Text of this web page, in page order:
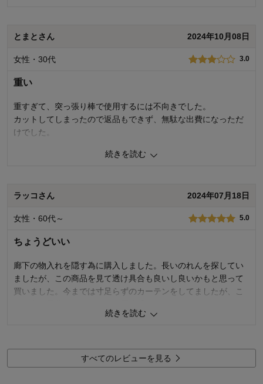
購入商品： ネイビー
使用場所： 子供部屋
購入のきっかけ： 転居・引越、買い足し、ネットで見つけ
とまとさん 2024年10月08日
女性・30代 3.0
重い
重すぎて、突っ張り棒で使用するには不向きでした。
カットしてしまったので返品もできず、無駄な出費になっただ
けでした。
人が参考になりました
デザイン・色
続きを読む
ラッコさん 2024年07月18日
女性・60代～ 5.0
ちょうどいい
廊下の物入れを隠す為に購入しました。長いのれんを探してい
ましたが、この商品を見て透け具合も良いし良いかもと思って
買いました。今までは寸足らずのカーテンをしてましたが、こ
1段だけ切るのはほつれるか心配でしたが、大丈夫そうです。
0人が参考になりました 参考になった
続きを読む
すべてのレビューを見る